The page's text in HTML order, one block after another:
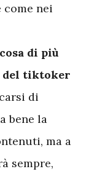
come nei
di più
del tiktoker
di
bene la
ma a
sempre,